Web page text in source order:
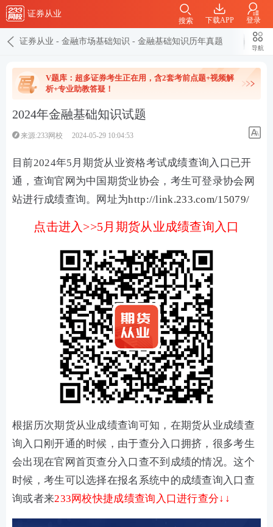
证券从业
下载APP 登录
搜索
证券从业 - 金融市场基础知识 - 金融基础知识历年真题
导航
V题库：超多证券考生正在用，含2套考前点题+视频解
析+专业助教答疑！
2024年金融基础知识试题
来源:233网校 2024-05-29 10:04:53
目前2024年5月期货从业资格考试成绩查询入口已开
通，查询官网为中国期货业协会，考生可登录协会网
站进行成绩查询。网址为http://link.233.com/15079/
点击进入>>5月期货从业成绩查询入口
根据历次期货从业成绩查询可知，在期货从业成绩查
询入口刚开通的时候，由于查分入口拥挤，很多考生
会出现在官网首页查分入口查不到成绩的情况。这个
时候，考生可以选择在报名系统中的成绩查询入口查
询或者来233网校快捷成绩查询入口进行查分↓↓